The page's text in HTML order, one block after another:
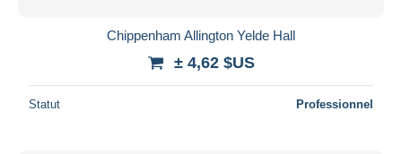
Chippenham Allington Yelde Hall
± 4,62 $US
Statut Professionnel